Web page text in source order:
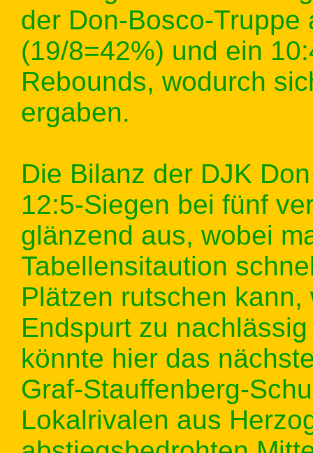
der Don-Bosco-
(19/8=42%) und ein
Rebounds, wodurch
ergaben.
Die Bilanz der DJK
12:5-Siegen bei fünf
glänzend aus, wobei
Tabellensitaution
Plätzen rutschen
Endspurt zu
könnte hier das
Graf-Stauffenberg-
Lokalrivalen aus